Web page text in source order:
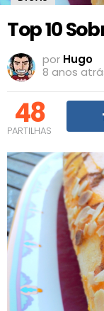
Top 10
por Hugo
8 anos
48
PARTILHAS